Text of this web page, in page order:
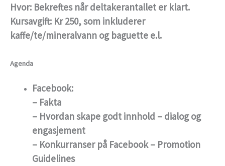
Hvor: Bekreftes når deltakerantallet er klart.
Kursavgift: Kr 250, som inkluderer
kaffe/te/mineralvann og baguette e.l.
Agenda
Facebook:
– Fakta
– Hvordan skape godt innhold – dialog og
engasjement
– Konkurranser på Facebook – Promotion
Guidelines